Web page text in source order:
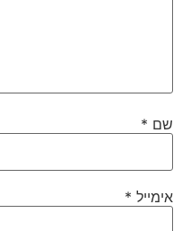
שם *
אימייל *